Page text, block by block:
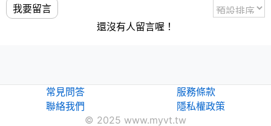
我要留言
還沒有人留言喔！
常見問答
聯絡我們
服務條款
隱私權政策
© 2025 www.myvt.tw